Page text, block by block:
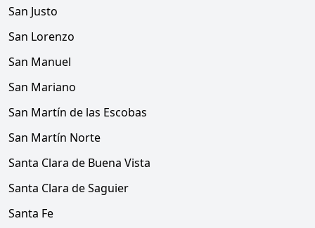
San Justo
San Lorenzo
San Manuel
San Mariano
San Martín de las Escobas
San Martín Norte
Santa Clara de Buena Vista
Santa Clara de Saguier
Santa Fe